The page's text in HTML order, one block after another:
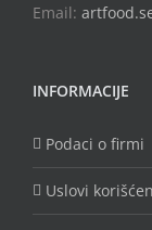
Email:
INFORMACIJE
Podaci o firmi
Uslovi